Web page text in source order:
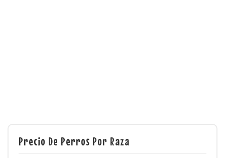
Precio De Perros Por Raza